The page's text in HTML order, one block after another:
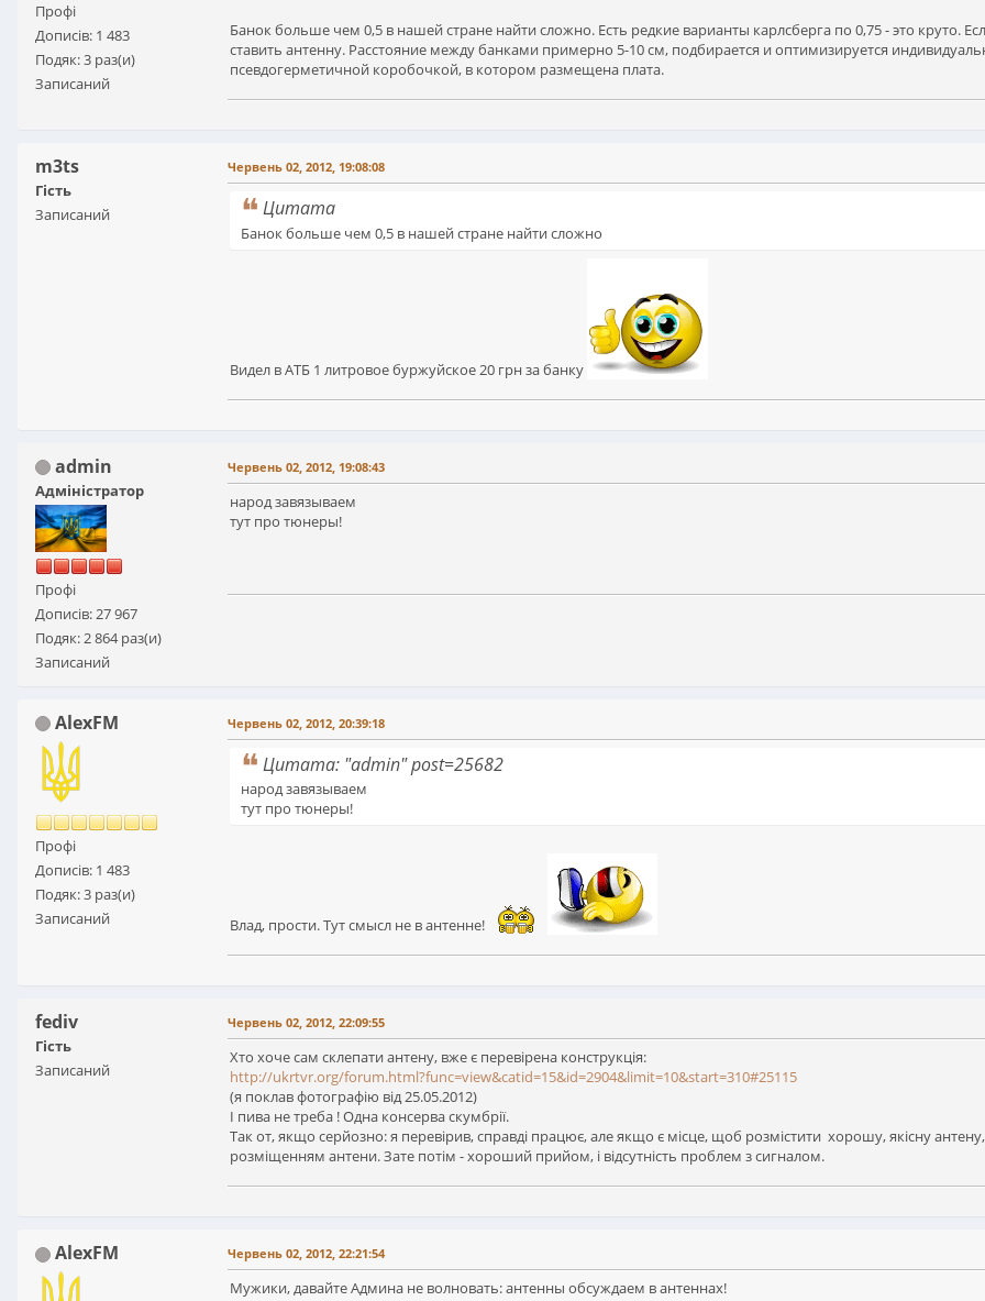
Профі
Дописів: 1 483
Подяк: 3 раз(и)
Записаний
Банок больше чем 0,5 в нашей стране найти сложно. Есть редкие варианты карлсберга по 0,75 - это круто.
ставить антенну. Расстояние между банками примерно 5-10 см, подбирается и оптимизируется
псевдогерметичной коробочкой, в котором размещена плата.
m3ts
Гість
Записаний
Червень 02, 2012, 19:08:08
Цитата
Банок больше чем 0,5 в нашей стране найти сложно
Видел в АТБ 1 литровое буржуйское 20 грн за банку
admin
Адміністратор
Профі
Дописів: 27 967
Подяк: 2 864 раз(и)
Записаний
Червень 02, 2012, 19:08:43
народ завязываем
тут про тюнеры!
AlexFM
Профі
Дописів: 1 483
Подяк: 3 раз(и)
Записаний
Червень 02, 2012, 20:39:18
Цитата: "admin" post=25682
народ завязываем
тут про тюнеры!
Влад, прости. Тут смысл не в антенне!
fediv
Гість
Записаний
Червень 02, 2012, 22:09:55
Хто хоче сам склепати антену, вже є перевірена конструкція:
http://ukrtvr.org/forum.html?func=view&catid=15&id=2904&limit=10&start=310#25115
(я поклав фотографію від 25.05.2012)
І пива не треба ! Одна консерва скумбрії.
Так от, якщо серйозно: я перевірив, справді працює, але якщо є місце, щоб розмістити хорошу, якісну
розміщенням антени. Зате потім - хороший прийом, і відсутність проблем з сигналом.
AlexFM Червень 02, 2012, 22:21:54
Мужики, давайте Админа не волновать: антенны обсуждаем в антеннах!